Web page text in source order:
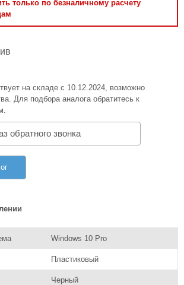
только по безналичному расчету
на складе с 10.12.2024, возможно
Для подбора аналога обратитесь к
обратного звонка
Windows 10 Pro
Пластиковый
Черный